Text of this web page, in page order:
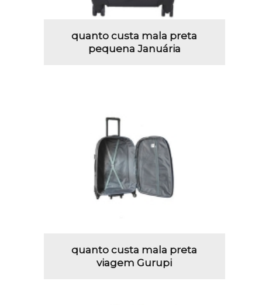
quanto custa mala preta
pequena Januária
quanto custa mala preta
viagem Gurupi